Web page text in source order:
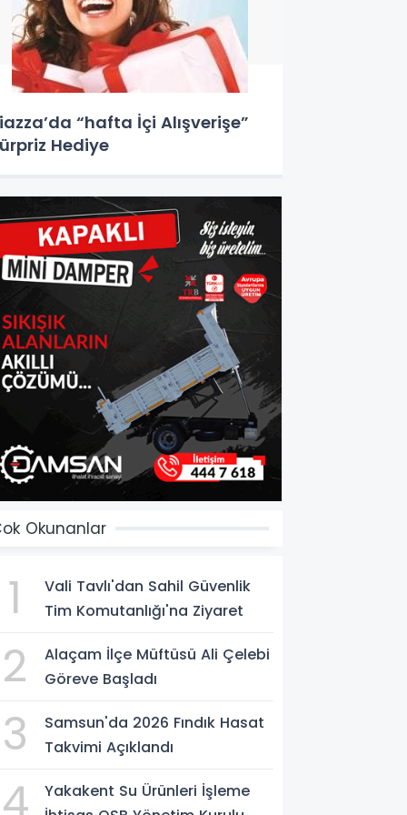
“hafta İçi Alışverişe”
Hediye
Okunanlar
1
Vali Tavlı'dan Sahil Güvenlik
Tim Komutanlığı'na Ziyaret
2
Alaçam İlçe Müftüsü Ali Çelebi
Göreve Başladı
3
Samsun'da 2026 Fındık Hasat
Takvimi Açıklandı
Yakakent Su Ürünleri İşleme